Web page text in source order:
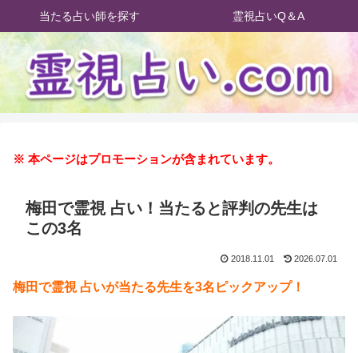
当たる占い師を探す 霊視占いQ＆A
※ 本ページはプロモーションが含まれています。
梅田で霊視 占い！当たると評判の先生は
この3名
2018.11.01 2026.07.01
梅田で霊視 占いが当たる先生を3名ピックアップ！